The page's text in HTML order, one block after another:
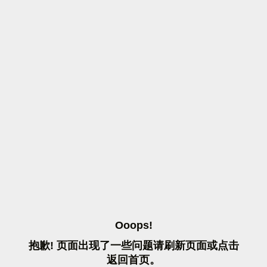
OOOPS!
抱歉! 页面出现了一些问题请刷 新页面或点击
返 回首页。